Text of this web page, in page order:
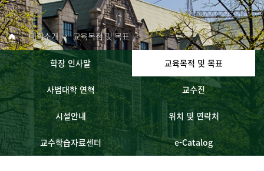
대학소개 교육목적 및 목표
학장 인사말 교육목적 및 목표
사범대학 연혁 교수진
시설안내 위치 및 연락처
교수학습자료센터 e-Catalog